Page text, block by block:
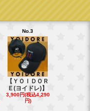
No.3
【ＹＯＩＤＯＲ
Ｅ(ヨイドレ)】
3,900円(税込4,290
円)